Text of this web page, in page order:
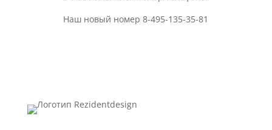
Наш новый номер 8-495-135-35-81